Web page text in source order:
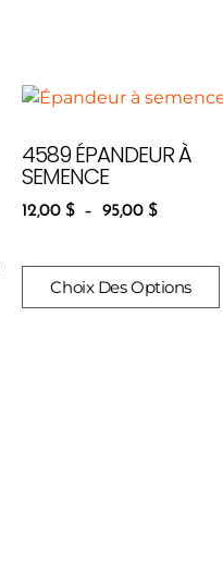
4589 ÉPANDEUR À
SEMENCE
12,00 $ – 95,00 $
Choix Des Options